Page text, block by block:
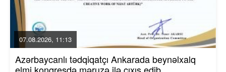
07.08.2026, 11:13
Azərbaycanlı tədqiqatçı Ankarada beynəlxalq